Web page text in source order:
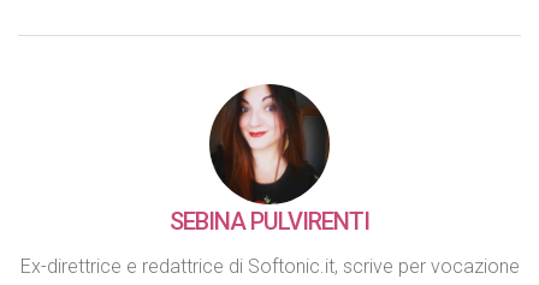
SEBINA PULVIRENTI
Ex-direttrice e redattrice di Softonic.it, scrive per vocazione